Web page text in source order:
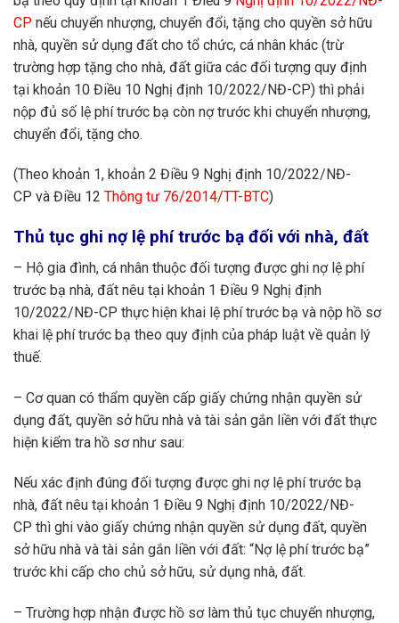
CP nếu chuyển nhượng, chuyển đổi, tặng cho quyền sở hữu
nhà, quyền sử dụng đất cho tổ chức, cá nhân khác (trừ
trường hợp tặng cho nhà, đất giữa các đối tượng quy định
tại khoản 10 Điều 10 Nghị định 10/2022/NĐ-CP) thì phải
nộp đủ số lệ phí trước bạ còn nợ trước khi chuyển nhượng,
chuyển đổi, tặng cho.
(Theo khoản 1, khoản 2 Điều 9 Nghị định 10/2022/NĐ-
CP và Điều 12 Thông tư 76/2014/TT-BTC)
Thủ tục ghi nợ lệ phí trước bạ đối với nhà, đất
– Hộ gia đình, cá nhân thuộc đối tượng được ghi nợ lệ phí
trước bạ nhà, đất nêu tại khoản 1 Điều 9 Nghị định
10/2022/NĐ-CP thực hiện khai lệ phí trước bạ và nộp hồ sơ
khai lệ phí trước bạ theo quy định của pháp luật về quản lý
thuế.
– Cơ quan có thẩm quyền cấp giấy chứng nhận quyền sử
dụng đất, quyền sở hữu nhà và tài sản gắn liền với đất thực
hiện kiểm tra hồ sơ như sau:
Nếu xác định đúng đối tượng được ghi nợ lệ phí trước bạ
nhà, đất nêu tại khoản 1 Điều 9 Nghị định 10/2022/NĐ-
CP thì ghi vào giấy chứng nhận quyền sử dụng đất, quyền
sở hữu nhà và tài sản gắn liền với đất: “Nợ lệ phí trước bạ”
trước khi cấp cho chủ sở hữu, sử dụng nhà, đất.
– Trường hợp nhận được hồ sơ làm thủ tục chuyển nhượng,